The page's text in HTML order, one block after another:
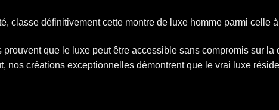
classe définitivement cette montre de luxe homme parmi celle
que le luxe peut être accessible sans compromis sur la
créations exceptionnelles démontrent que le vrai luxe